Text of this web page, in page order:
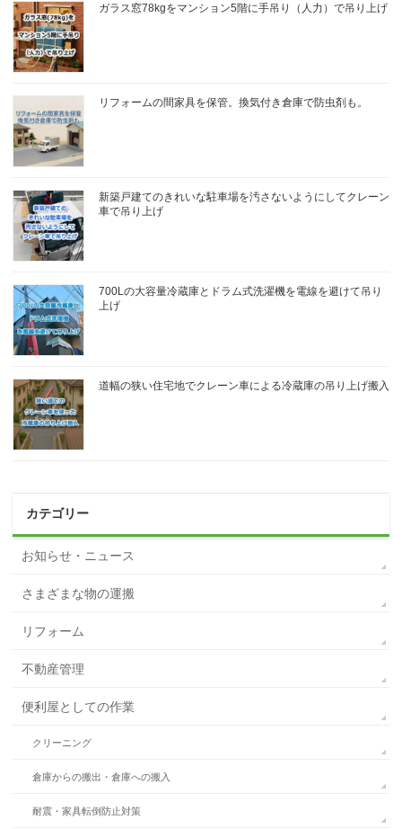
ガラス窓78kgをマンション5階に手吊り（人力）で吊り上げ
リフォームの間家具を保管。換気付き倉庫で防虫剤も。
新築戸建てのきれいな駐車場を汚さないようにしてクレーン
車で吊り上げ
700Lの大容量冷蔵庫とドラム式洗濯機を電線を避けて吊り
上げ
道幅の狭い住宅地でクレーン車による冷蔵庫の吊り上げ搬入
カテゴリー
お知らせ・ニュース
さまざまな物の運搬
リフォーム
不動産管理
便利屋としての作業
クリーニング
倉庫からの搬出・倉庫への搬入
耐震・家具転倒防止対策